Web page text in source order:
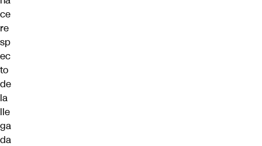
ce
re
sp
ec
to
de
la
lle
ga
da